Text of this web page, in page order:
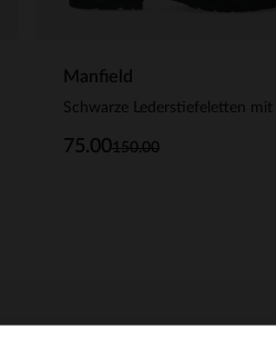
Manfield
150.00
75.00